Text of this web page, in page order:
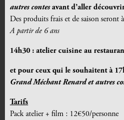
autres contesavant d’aller
Des produits frais et de saison seront
A partir de 6 ans
14h30 : atelier cuisine au
et pour ceux qui le souhaitent à
Grand Méchant Renard et autres
Tarifs
Pack atelier + film : 12€50/personne